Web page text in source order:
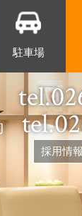
約
採用情報
駐車場